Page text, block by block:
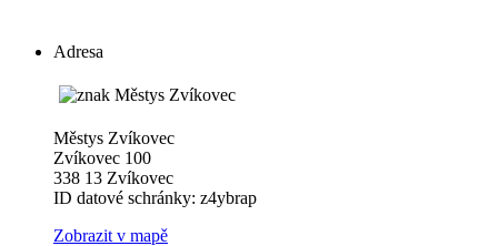
Adresa
Městys Zvíkovec
Zvíkovec 100
338 13 Zvíkovec
ID datové schránky: z4ybrap
Zobrazit v mapě